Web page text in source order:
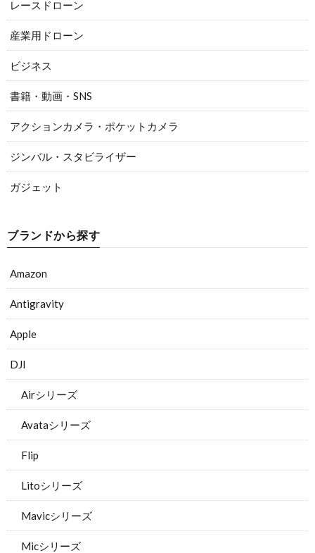
レースドローン
産業用ドローン
ビジネス
書籍・動画・SNS
アクションカメラ・ポケットカメラ
ジンバル・スタビライザー
ガジェット
ブランドから探す
Amazon
Antigravity
Apple
DJI
Airシリーズ
Avataシリーズ
Flip
Litoシリーズ
Mavicシリーズ
Micシリーズ